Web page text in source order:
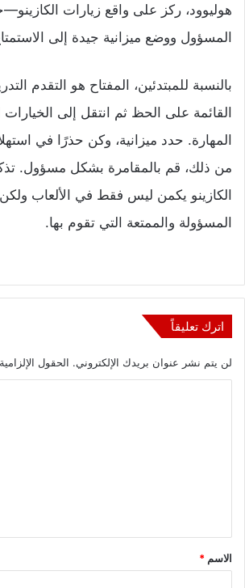
هوليوود، ركز على واقع زيارات
المسؤول ووضع ميزانية جيدة إلى
بالنسبة للمبتدئين، المفتاح هو التقدم
القائمة على الحظ ثم انتقل إلى الخيارات
المهارة. حدد ميزانية، وكن حذرًا في
من ذلك، قم بالمقامرة بشكل مسؤول.
الكازينو يكمن ليس فقط في الألعاب
المسؤولة والممتعة التي تقوم بها.
اترك تعليقاً
لن يتم نشر عنوان بريدك الإلكتروني. الحقول
ق
*
الاسم *